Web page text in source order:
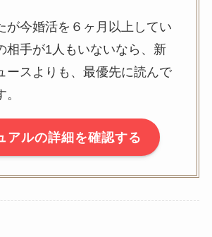
が今婚活を６ヶ月以上してい
相手が1人もいないなら、新
ースよりも、最優先に読んで
アルの詳細を確認する